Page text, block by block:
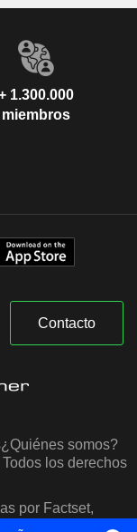
1.300.000
miembros
Contacto
¿Quiénes somos?
los derechos
por Factset,
IQ